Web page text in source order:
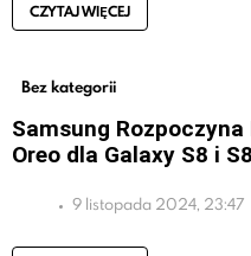
CZYTAJ WIĘCEJ
Bez kategorii
Samsung
Oreo dla Galaxy S8 i
9 listopada 2024, 23:47